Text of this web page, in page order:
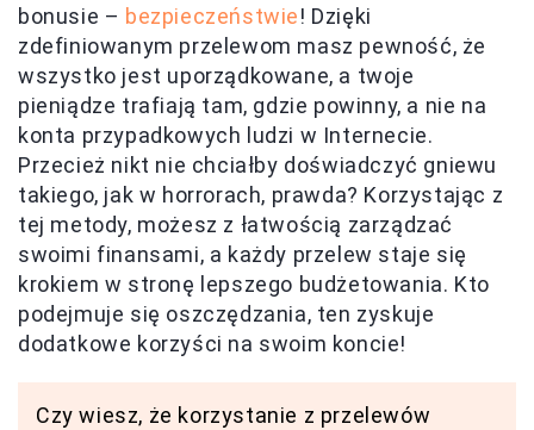
bonusie – bezpieczeństwie! Dzięki
zdefiniowanym przelewom masz pewność, że
wszystko jest uporządkowane, a twoje
pieniądze trafiają tam, gdzie powinny, a nie na
konta przypadkowych ludzi w Internecie.
Przecież nikt nie chciałby doświadczyć gniewu
takiego, jak w horrorach, prawda? Korzystając z
tej metody, możesz z łatwością zarządzać
swoimi finansami, a każdy przelew staje się
krokiem w stronę lepszego budżetowania. Kto
podejmuje się oszczędzania, ten zyskuje
dodatkowe korzyści na swoim koncie!
Czy wiesz, że korzystanie z przelewów